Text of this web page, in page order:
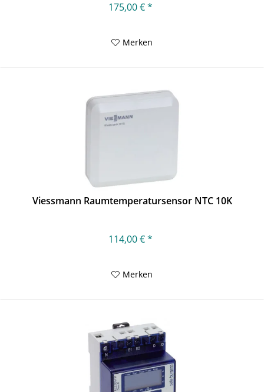
175,00 € *
Merken
Viessmann Raumtemperatursensor NTC 10K
114,00 € *
Merken